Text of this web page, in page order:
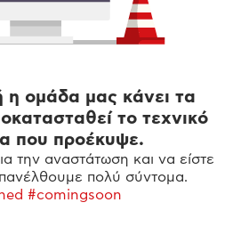
η ομάδα μας κάνει τα
το τεχνικό
που προέκυψε.
την αναστάτωση και να είστε
πολύ σύντομα.
#comingsoon